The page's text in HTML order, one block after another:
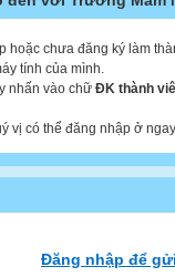
hoặc chưa đăng ký làm
tính của mình.
nhấn vào chữ ĐK thành
vị có thể đăng nhập ở
Đăng nhập để